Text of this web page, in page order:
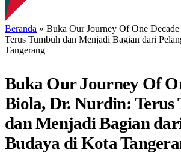
Beranda » Buka Our Journey Of One
Terus Tumbuh dan Menjadi Bagian dari
Tangerang
Buka Our Journey Of
Biola, Dr. Nurdin: Terus
dan Menjadi Bagian
Budaya di Kota